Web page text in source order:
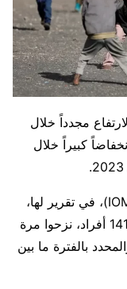
مجدداً خلال
كبيراً خلال
وقالت منظمة الهجرة الدولية في اليمن (IOM)، في تقرير لها،
مؤلفة من 1410 أفراد، نزحوا مرة
بالفترة ما بين